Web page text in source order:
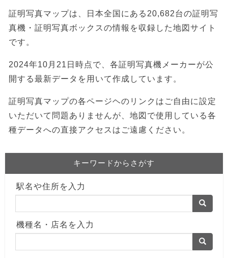
証明写真マップは、日本全国にある20,682台の証明写
真機・証明写真ボックスの情報を収録した地図サイト
です。
2024年10月21日時点で、各証明写真機メーカーが公
開する最新データを用いて作成しています。
証明写真マップの各ページヘのリンクはご自由に設定
いただいて問題ありませんが、地図で使用している各
種データへの直接アクセスはご遠慮ください。
キーワードからさがす
駅名や住所を入力
機種名・店名を入力